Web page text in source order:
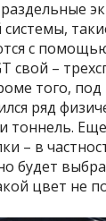
с
свой –
того,
ряд
тоннель.
– в
будет
цвет не